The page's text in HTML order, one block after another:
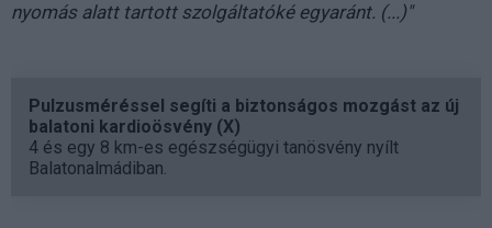
nyomás alatt tartott szolgáltatóké egyaránt. (...)"
Pulzusméréssel segíti a biztonságos mozgást az új
balatoni kardioösvény (X)
4 és egy 8 km-es egészségügyi tanösvény nyílt
Balatonalmádiban.